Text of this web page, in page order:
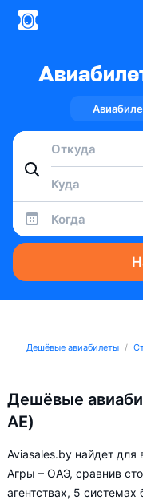
Когда
Дешёвые авиабилеты
Дешёвые
AE)
Aviasales.by найдет
Агры – ОАЭ, сравнив
агентствах, 5